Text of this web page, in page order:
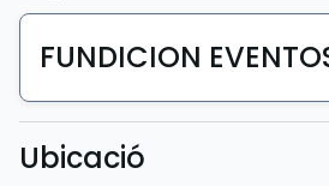
FUNDICION
Ubicació